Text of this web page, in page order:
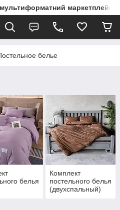
маркетплейс
белье
белья
Комплект
постельного белья
(двухспальный)